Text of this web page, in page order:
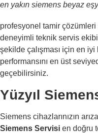
en yakın siemens beyaz
profesyonel tamir
deneyimli teknik servis
şekilde çalışması için en iyi
performansını en üst
geçebilirsiniz.
Yüzyıl
Siemens cihazlarınızın
Siemens Servisi en doğru